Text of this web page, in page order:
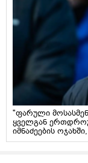
"ფარული
ყველგან
იმნაძეების